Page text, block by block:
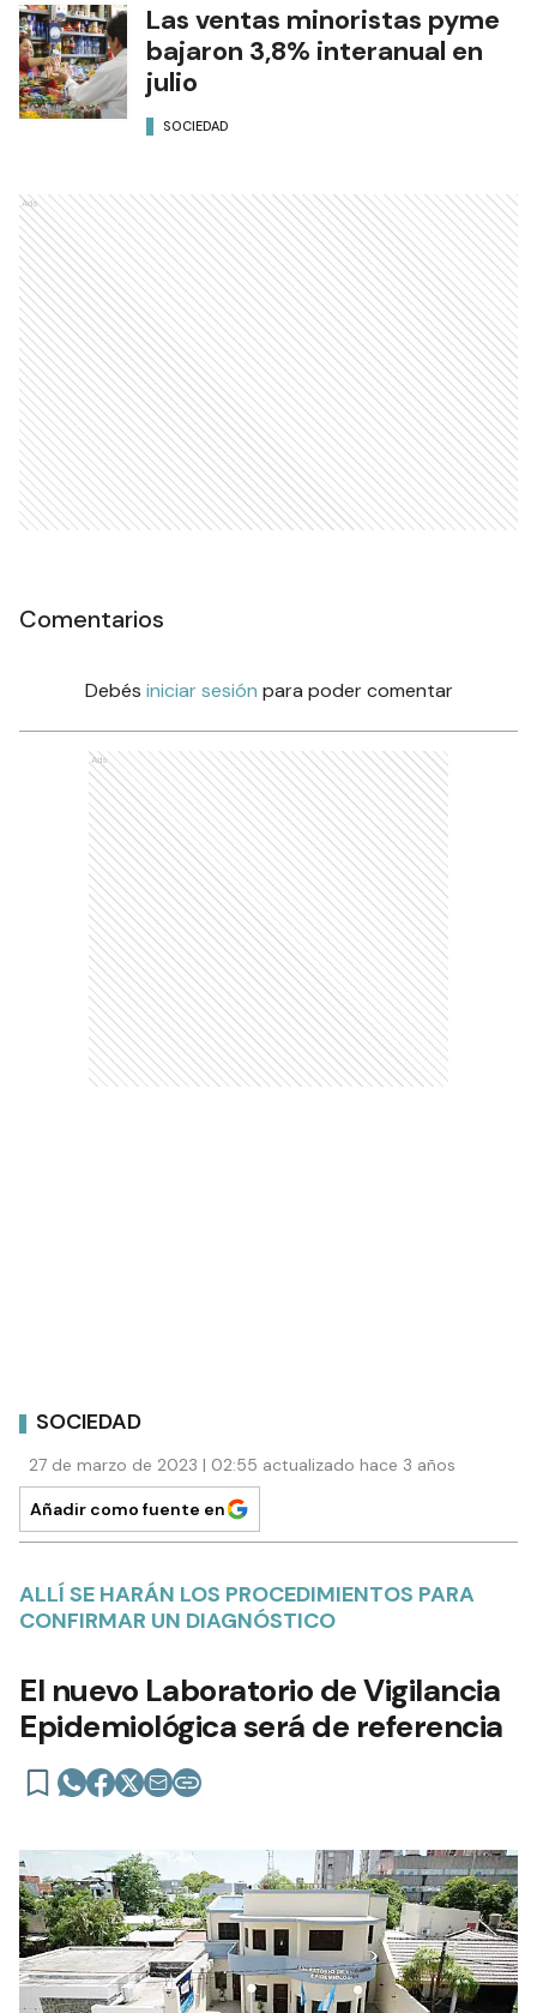
Las ventas minoristas pyme
bajaron 3,8% interanual en
julio
SOCIEDAD
Ads
Comentarios
Debés iniciar sesión para poder comentar
Ads
SOCIEDAD
27 de marzo de 2023 | 02:55 actualizado hace 3 años
Añadir como fuente en
ALLÍ SE HARÁN LOS PROCEDIMIENTOS PARA
CONFIRMAR UN DIAGNÓSTICO
El nuevo Laboratorio de Vigilancia
Epidemiológica será de referencia